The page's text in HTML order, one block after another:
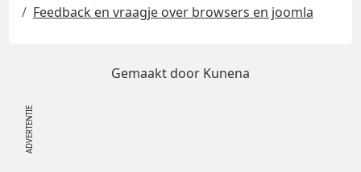
Feedback en vraagje over browsers en joomla
Gemaakt door Kunena